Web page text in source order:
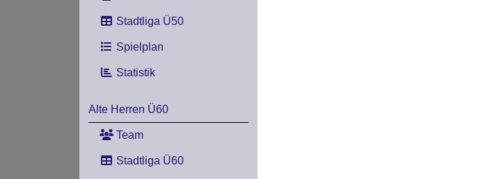
Stadtliga Ü50
Spielplan
Statistik
Alte Herren Ü60
Team
Stadtliga Ü60